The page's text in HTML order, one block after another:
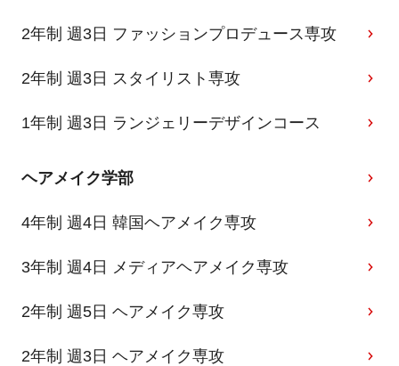
2年制 週3日 ファッションプロデュース専攻
2年制 週3日 スタイリスト専攻
1年制 週3日 ランジェリーデザインコース
ヘアメイク学部
4年制 週4日 韓国ヘアメイク専攻
3年制 週4日 メディアヘアメイク専攻
2年制 週5日 ヘアメイク専攻
2年制 週3日 ヘアメイク専攻